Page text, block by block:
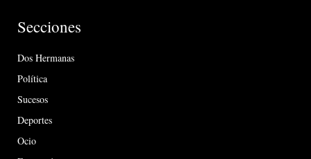
Secciones
Dos Hermanas
Política
Sucesos
Deportes
Ocio